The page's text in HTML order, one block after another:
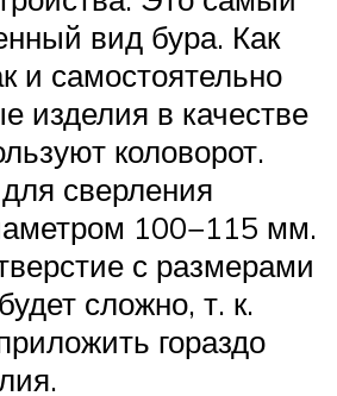
вид бура. Как
и самостоятельно
изделия в качестве
коловорот.
сверления
100−115 мм.
с размерами
сложно, т. к.
гораздо